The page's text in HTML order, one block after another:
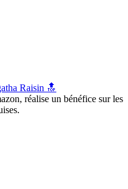
Raisin 🔝
réalise un bénéfice sur les